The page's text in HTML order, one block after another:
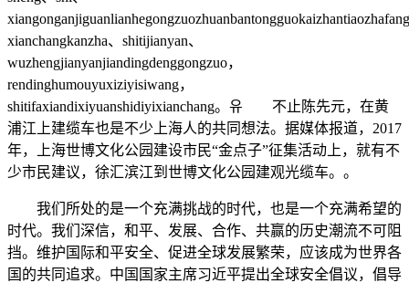
xianchangkanzha、shitijianyan、
wuzhengjianyanjiandingdenggongzuo，
rendinghumouyuxiziyisiwang，
shitifaxiandixiyuanshidiyixianchang。유 不止陈先元，在黄
浦江上建缆车也是不少上海人的共同想法。据媒体报道，2017
年，上海世博文化公园建设市民“金点子”征集活动上，就有不
少市民建议，徐汇滨江到世博文化公园建观光缆车。。
我们所处的是一个充满挑战的时代，也是一个充满希望的
时代。我们深信，和平、发展、合作、共赢的历史潮流不可阻
挡。维护国际和平安全、促进全球发展繁荣，应该成为世界各
国的共同追求。中国国家主席习近平提出全球安全倡议，倡导